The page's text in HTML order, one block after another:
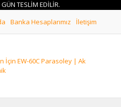
TESLİM EDİLİR.
Banka Hesaplarımız İletişim